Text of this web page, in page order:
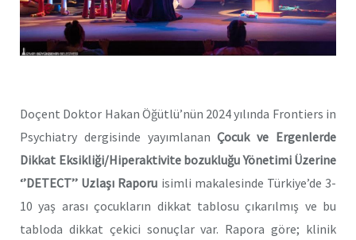
Doçent Doktor Hakan Öğütlü’nün 2024 yılında Frontiers in
Psychiatry dergisinde yayımlananÇocuk ve Ergenlerde
Dikkat Eksikliği/Hiperaktivite bozukluğu Yönetimi Üzerine
‘’DETECT’’ Uzlaşı Raporu isimli makalesinde Türkiye’de 3-
10 yaş arası çocukların dikkat tablosu çıkarılmış ve bu
tabloda dikkat çekici sonuçlar var. Rapora göre; klinik